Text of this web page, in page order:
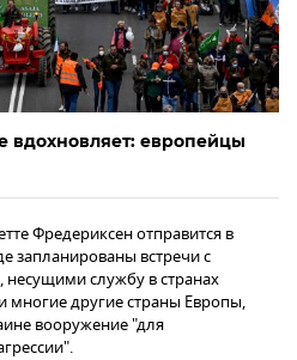
вдохновляет: европейцы
Фредериксен отправится в
запланированы встречи с
службу в странах
многие другие страны Европы,
вооружение "для